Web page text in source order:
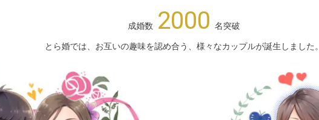
成婚数 2000 名突破
とら婚では、お互いの趣味を認め合う、様々なカップルが誕生しました